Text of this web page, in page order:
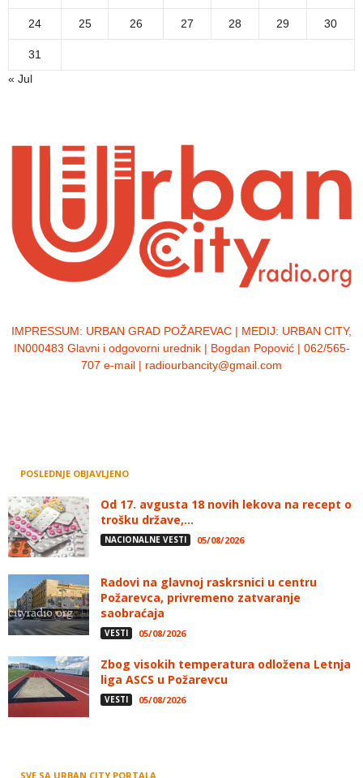
24 25 26 27 28 29 30
31
« Jul
IMPRESSUM: URBAN GRAD POŽAREVAC | MEDIJ: URBAN CITY,
IN000483 Glavni i odgovorni urednik | Bogdan Popović | 062/565-
707 e-mail | radiourbancity@gmail.com
POSLEDNJE OBJAVLJENO
Od 17. avgusta 18 novih lekova na recept o
trošku države,...
NACIONALNE VESTI 05/08/2026
Radovi na glavnoj raskrsnici u centru
Požarevca, privremeno zatvaranje
saobraćaja
VESTI 05/08/2026
Zbog visokih temperatura odložena Letnja
liga ASCS u Požarevcu
VESTI 05/08/2026
SVE SA URBAN CITY PORTALA